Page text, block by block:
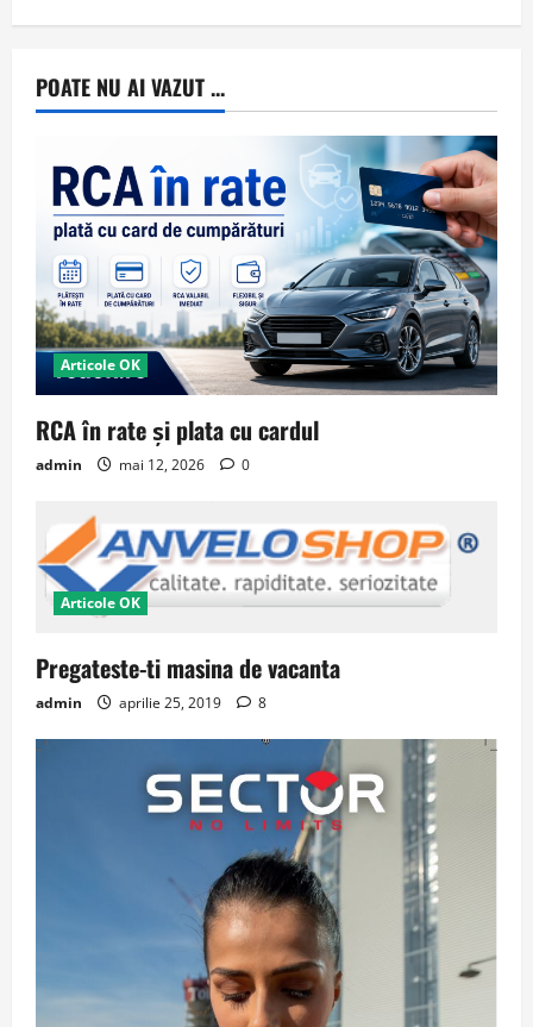
POATE NU AI VAZUT ...
Articole OK
RCA în rate și plata cu cardul
admin mai 12, 2026 0
Articole OK
Pregateste-ti masina de vacanta
admin aprilie 25, 2019 8